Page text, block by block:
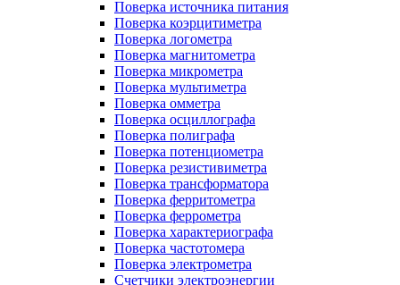
Поверка источника питания
Поверка коэрцитиметра
Поверка логометра
Поверка магнитометра
Поверка микрометра
Поверка мультиметра
Поверка омметра
Поверка осциллографа
Поверка полиграфа
Поверка потенциометра
Поверка резистивиметра
Поверка трансформатора
Поверка ферритометра
Поверка феррометра
Поверка характериографа
Поверка частотомера
Поверка электрометра
Счетчики электроэнергии